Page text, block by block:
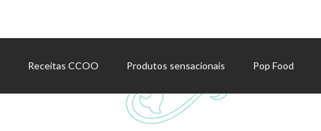
Receitas CCOO Produtos sensacionais Pop Food